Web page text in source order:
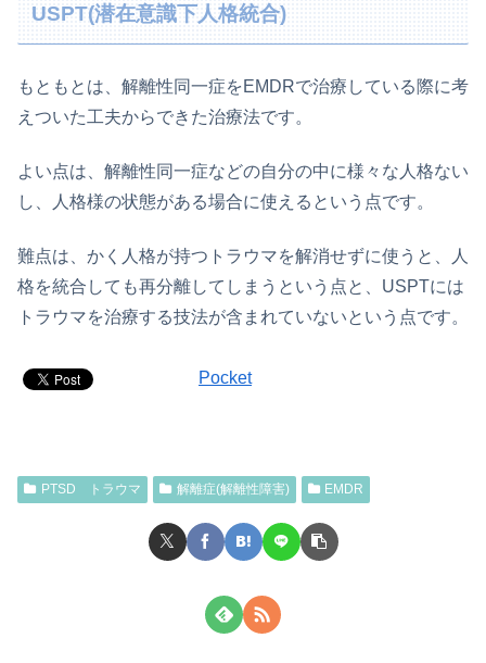
USPT(潜在意識下人格統合)
もともとは、解離性同一症をEMDRで治療している際に考
えついた工夫からできた治療法です。
よい点は、解離性同一症などの自分の中に様々な人格ない
し、人格様の状態がある場合に使えるという点です。
難点は、かく人格が持つトラウマを解消せずに使うと、人
格を統合しても再分離してしまうという点と、USPTには
トラウマを治療する技法が含まれていないという点です。
Pocket
PTSD トラウマ 解離症(解離性障害) EMDR